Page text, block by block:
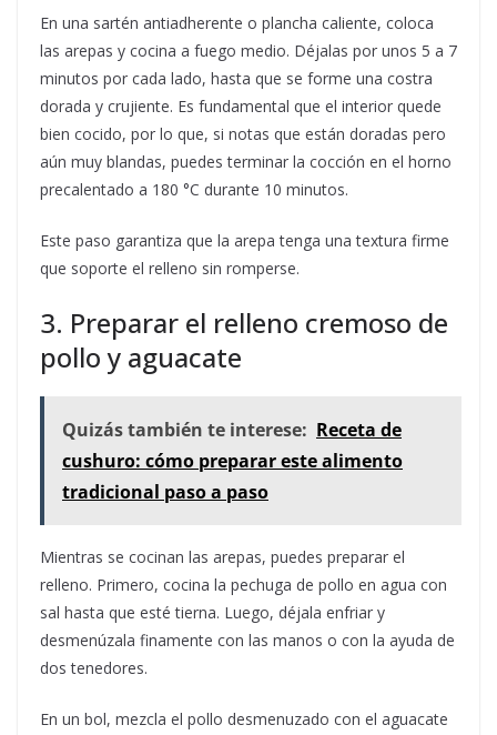
En una sartén antiadherente o plancha caliente, coloca
las arepas y cocina a fuego medio. Déjalas por unos 5 a 7
minutos por cada lado, hasta que se forme una costra
dorada y crujiente. Es fundamental que el interior quede
bien cocido, por lo que, si notas que están doradas pero
aún muy blandas, puedes terminar la cocción en el horno
precalentado a 180 °C durante 10 minutos.
Este paso garantiza que la arepa tenga una textura firme
que soporte el relleno sin romperse.
3. Preparar el relleno cremoso de
pollo y aguacate
Quizás también te interese: Receta de
cushuro: cómo preparar este alimento
tradicional paso a paso
Mientras se cocinan las arepas, puedes preparar el
relleno. Primero, cocina la pechuga de pollo en agua con
sal hasta que esté tierna. Luego, déjala enfriar y
desmenúzala finamente con las manos o con la ayuda de
dos tenedores.
En un bol, mezcla el pollo desmenuzado con el aguacate